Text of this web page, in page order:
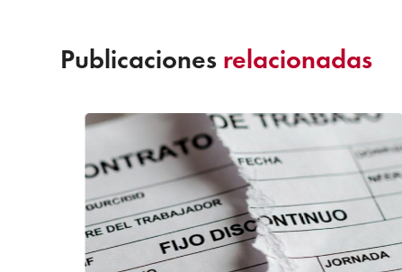
Publicaciones relacionadas